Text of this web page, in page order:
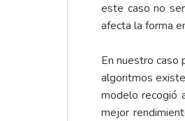
este caso no
afecta la forma
En nuestro caso
algoritmos
modelo recogió
mejor